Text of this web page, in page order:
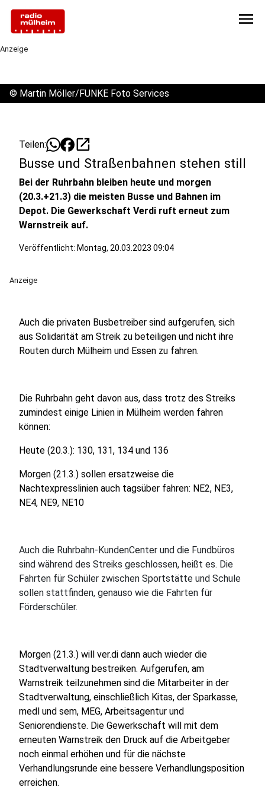
menu
Anzeige
© Martin Möller/FUNKE Foto Services
Teilen: open_in_new
Busse und Straßenbahnen stehen still
Bei der Ruhrbahn bleiben heute und morgen
(20.3.+21.3) die meisten Busse und Bahnen im
Depot. Die Gewerkschaft Verdi ruft erneut zum
Warnstreik auf.
Veröffentlicht: Montag, 20.03.2023 09:04
Anzeige
Auch die privaten Busbetreiber sind aufgerufen, sich
aus Solidarität am Streik zu beteiligen und nicht ihre
Routen durch Mülheim und Essen zu fahren.
Die Ruhrbahn geht davon aus, dass trotz des Streiks
zumindest einige Linien in Mülheim werden fahren
können:
Heute (20.3.): 130, 131, 134 und 136
Morgen (21.3.) sollen ersatzweise die
Nachtexpresslinien auch tagsüber fahren: NE2, NE3,
NE4, NE9, NE10
Auch die Ruhrbahn-KundenCenter und die Fundbüros
sind während des Streiks geschlossen, heißt es. Die
Fahrten für Schüler zwischen Sportstätte und Schule
sollen stattfinden, genauso wie die Fahrten für
Förderschüler.
Morgen (21.3.) will ver.di dann auch wieder die
Stadtverwaltung bestreiken. Aufgerufen, am
Warnstreik teilzunehmen sind die Mitarbeiter in der
Stadtverwaltung, einschließlich Kitas, der Sparkasse,
medl und sem, MEG, Arbeitsagentur und
Seniorendienste. Die Gewerkschaft will mit dem
erneuten Warnstreik den Druck auf die Arbeitgeber
noch einmal erhöhen und für die nächste
Verhandlungsrunde eine bessere Verhandlungsposition
erreichen.